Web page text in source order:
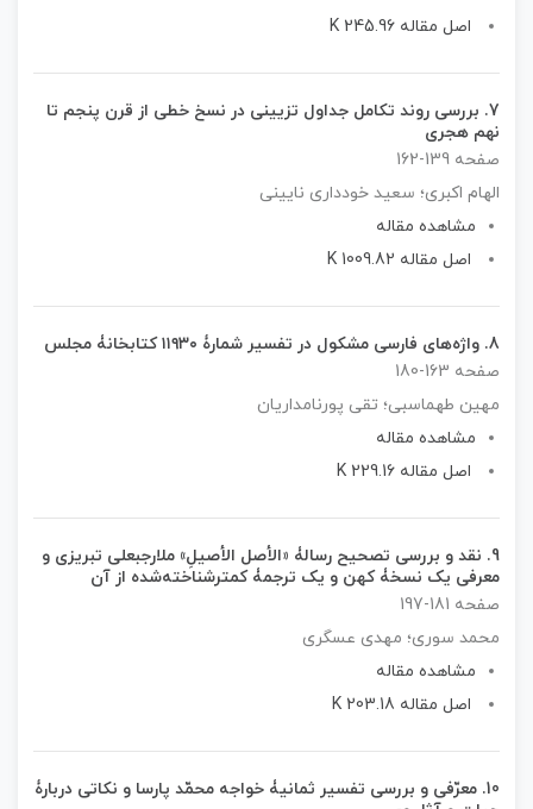
اصل مقاله 245.96 K
7. بررسی روند تکامل جداول تزیینی در نسخ خطی از قرن پنجم تا
نهم هجری
صفحه 139-162
الهام اکبری؛ سعید خودداری نایینی
مشاهده مقاله
اصل مقاله 1009.82 K
8. واژه‌های فارسی مشکول در تفسیر شمارۀ ۱۱۹۳۰ کتابخانۀ مجلس
صفحه 163-180
مهین طهماسبی؛ تقی پورنامداریان
مشاهده مقاله
اصل مقاله 229.16 K
9. نقد و بررسی تصحیح رسالۀ «الأصل الأصیلِ» ملارجبعلی تبریزی و
معرفی یک نسخۀ کهن و یک ترجمۀ کمترشناخته‌شده از آن
صفحه 181-197
محمد سوری؛ مهدی عسگری
مشاهده مقاله
اصل مقاله 203.18 K
10. معرّفی و بررسی تفسیر ثمانیۀ خواجه‌ محمّد پارسا و نکاتی دربارۀ